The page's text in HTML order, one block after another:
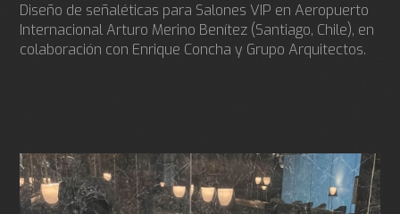
Diseño de señaléticas para Salones VIP en Aeropuerto
Internacional Arturo Merino Benítez (Santiago, Chile), en
colaboración con Enrique Concha y Grupo Arquitectos.